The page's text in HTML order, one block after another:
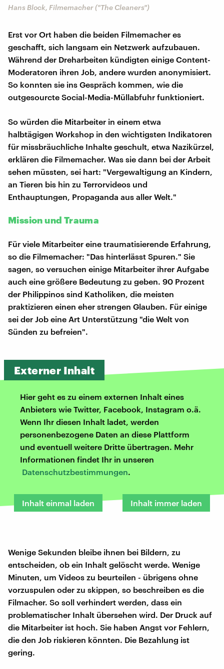
Hans Block, Filmemacher ("The Cleaners")
Erst vor Ort haben die beiden Filmemacher es
geschafft, sich langsam ein Netzwerk aufzubauen.
Während der Dreharbeiten kündigten einige Content-
Moderatoren ihren Job, andere wurden anonymisiert.
So konnten sie ins Gespräch kommen, wie die
outgesourcte Social-Media-Müllabfuhr funktioniert.
So würden die Mitarbeiter in einem etwa
halbtägigen Workshop in den wichtigsten Indikatoren
für missbräuchliche Inhalte geschult, etwa Nazikürzel,
erklären die Filmemacher. Was sie dann bei der Arbeit
sehen müssten, sei hart: "Vergewaltigung an Kindern,
an Tieren bis hin zu Terrorvideos und
Enthauptungen, Propaganda aus aller Welt."
Mission und Trauma
Für viele Mitarbeiter eine traumatisierende Erfahrung,
so die Filmemacher: "Das hinterlässt Spuren." Sie
sagen, so versuchen einige Mitarbeiter ihrer Aufgabe
auch eine größere Bedeutung zu geben. 90 Prozent
der Philippinos sind Katholiken, die meisten
praktizieren einen eher strengen Glauben. Für einige
sei der Job eine Art Unterstützung "die Welt von
Sünden zu befreien".
Externer Inhalt
Hier geht es zu einem externen Inhalt eines
Anbieters wie Twitter, Facebook, Instagram o.ä.
Wenn Ihr diesen Inhalt ladet, werden
personenbezogene Daten an diese Plattform
und eventuell weitere Dritte übertragen. Mehr
Informationen findet Ihr in unseren
Datenschutzbestimmungen.
Inhalt einmal laden Inhalt immer laden
Wenige Sekunden bleibe ihnen bei Bildern, zu
entscheiden, ob ein Inhalt gelöscht werde. Wenige
Minuten, um Videos zu beurteilen - übrigens ohne
vorzuspulen oder zu skippen, so beschreiben es die
Filmacher. So soll verhindert werden, dass ein
problematischer Inhalt übersehen wird. Der Druck auf
die Mitarbeiter ist hoch. Sie haben Angst vor Fehlern,
die den Job riskieren könnten. Die Bezahlung ist
gering.